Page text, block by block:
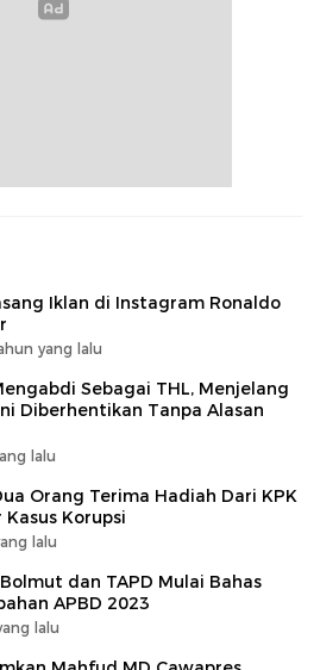
Iklan di Instagram Ronaldo
yang lalu
Sebagai THL, Menjelang
Diberhentikan Tanpa Alasan
lalu
Orang Terima Hadiah Dari KPK
Korupsi
lalu
dan TAPD Mulai Bahas
APBD 2023
lalu